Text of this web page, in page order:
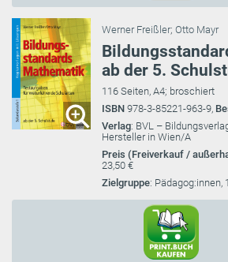
Werner Freißler; Otto Mayr
ab der 5.
116 Seiten, A4; broschiert
ISBN 978-3-85221-963-9,
Verlag: BVL –
Hersteller in Wien/A
Preis (Freiverkauf /
23,50 €
Zielgruppe: Pädagog:innen,